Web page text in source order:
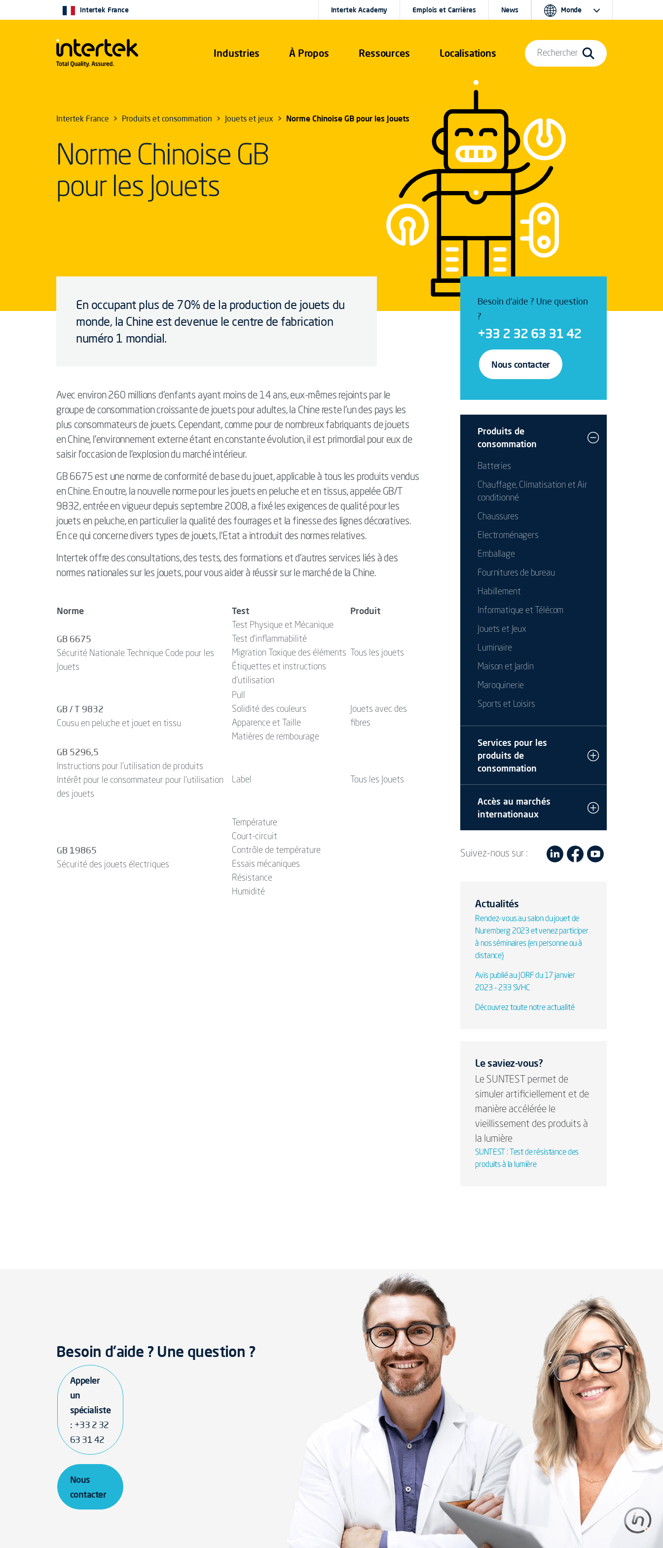
Industries À Propos Ressources Localisations
Intertek France Intertek Academy Emplois et Carrières News Monde
Rechercher
Intertek France Produits et consommation Jouets et jeux Norme Chinoise GB pour les Jouets
Norme Chinoise GB
pour les Jouets
En occupant plus de 70% de la production de jouets du
monde, la Chine est devenue le centre de fabrication
numéro 1 mondial.
Avec environ 260 millions d’enfants ayant moins de 14 ans, eux-mêmes rejoints par le
groupe de consommation croissante de jouets pour adultes, la Chine reste l’un des pays les
plus consommateurs de jouets. Cependant, comme pour de nombreux fabriquants de jouets
en Chine, l’environnement externe étant en constante évolution, il est primordial pour eux de
saisir l’occasion de l’explosion du marché intérieur.
GB 6675 est une norme de conformité de base du jouet, applicable à tous les produits vendus
en Chine. En outre, la nouvelle norme pour les jouets en peluche et en tissus, appelée GB/T
9832, entrée en vigueur depuis septembre 2008, a fixé les exigences de qualité pour les
jouets en peluche, en particulier la qualité des fourrages et la finesse des lignes décoratives.
En ce qui concerne divers types de jouets, l’Etat a introduit des normes relatives.
Intertek offre des consultations, des tests, des formations et d’autres services liés à des
normes nationales sur les jouets, pour vous aider à réussir sur le marché de la Chine.
Norme Test Produit
GB 6675
Sécurité Nationale Technique Code pour les
Jouets
Test Physique et Mécanique
Test d'inflammabilité
Migration Toxique des éléments
Étiquettes et instructions
d'utilisation
Tous les jouets
GB / T 9832
Cousu en peluche et jouet en tissu
Pull
Solidité des couleurs
Apparence et Taille
Matières de rembourage
Jouets avec des
fibres
GB 5296,5
Instructions pour l'utilisation de produits
Intérêt pour le consommateur pour l'utilisation
des jouets
Label Tous les Jouets
GB 19865
Sécurité des jouets électriques
Température
Court-circuit
Contrôle de température
Essais mécaniques
Résistance
Humidité
Besoin d'aide ? Une question
?
+33 2 32 63 31 42
Nous contacter
Produits de
consommation
Batteries
Chauffage, Climatisation et Air
conditionné
Chaussures
Electroménagers
Emballage
Fournitures de bureau
Habillement
Informatique et Télécom
Jouets et Jeux
Luminaire
Maison et Jardin
Maroquinerie
Sports et Loisirs
Services pour les
produits de
consommation
Accès au marchés
internationaux
Suivez-nous sur :
Actualités
Rendez-vous au salon du jouet de
Nuremberg 2023 et venez participer
à nos séminaires (en personne ou à
distance)
Avis publié au JORF du 17 janvier
2023 - 233 SVHC
Découvrez toute notre actualité
Le saviez-vous?
Le SUNTEST permet de
simuler artificiellement et de
manière accélérée le
vieillissement des produits à
la lumière
SUNTEST : Test de résistance des
produits à la lumière
Besoin d'aide ? Une question ?
Appeler
un
spécialiste
: +33 2 32
63 31 42
Nous
contacter